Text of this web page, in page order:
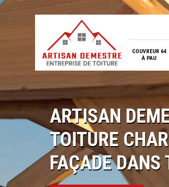
COUVREUR 64
À PAU
ARTISAN
TOITURE
FAÇADE DANS